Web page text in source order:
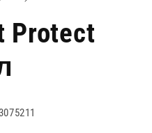
Protect